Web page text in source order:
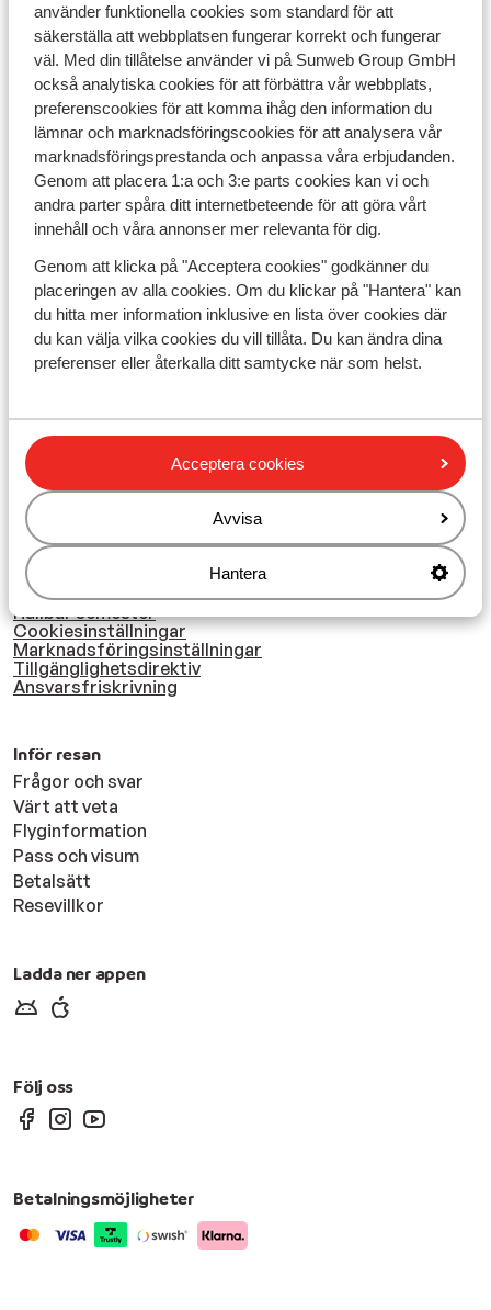
använder funktionella cookies som standard för att
säkerställa att webbplatsen fungerar korrekt och fungerar
väl. Med din tillåtelse använder vi på Sunweb Group GmbH
också analytiska cookies för att förbättra vår webbplats,
preferenscookies för att komma ihåg den information du
lämnar och marknadsföringscookies för att analysera vår
marknadsföringsprestanda och anpassa våra erbjudanden.
Genom att placera 1:a och 3:e parts cookies kan vi och
andra parter spåra ditt internetbeteende för att göra vårt
innehåll och våra annonser mer relevanta för dig.
Genom att klicka på "Acceptera cookies" godkänner du
placeringen av alla cookies. Om du klickar på "Hantera" kan
du hitta mer information inklusive en lista över cookies där
du kan välja vilka cookies du vill tillåta. Du kan ändra dina
preferenser eller återkalla ditt samtycke när som helst.
Acceptera cookies
Avvisa
Hantera
Filtrera
Oops
Försök igen
Sunweb
Nyhetsbrev
Kontakta oss
Om Sunweb
Blogg
Jobba hos oss
Företagsinformation
Hållbar semester
Cookiesinställningar
Marknadsföringsinställningar
Tillgänglighetsdirektiv
Ansvarsfriskrivning
Inför resan
Frågor och svar
Värt att veta
Flyginformation
Pass och visum
Betalsätt
Resevillkor
Ladda ner appen
Följ oss
Betalningsmöjligheter